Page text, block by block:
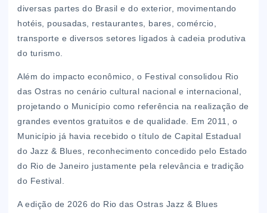
diversas partes do Brasil e do exterior, movimentando
hotéis, pousadas, restaurantes, bares, comércio,
transporte e diversos setores ligados à cadeia produtiva
do turismo.
Além do impacto econômico, o Festival consolidou Rio
das Ostras no cenário cultural nacional e internacional,
projetando o Município como referência na realização de
grandes eventos gratuitos e de qualidade. Em 2011, o
Município já havia recebido o título de Capital Estadual
do Jazz & Blues, reconhecimento concedido pelo Estado
do Rio de Janeiro justamente pela relevância e tradição
do Festival.
A edição de 2026 do Rio das Ostras Jazz & Blues